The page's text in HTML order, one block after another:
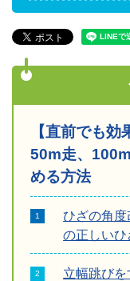
【直前でも
50m走、
める方法
ひざの角
の正しい
立幅跳び